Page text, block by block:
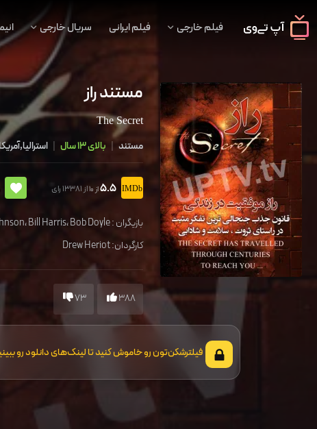
فیلم خارجی فیلم ایرانی سریال خارجی
مستند راز
The Secret
مستند | بالای 13 سال |
5.5از 10 از 13381 رای
بازیگران : ،Bill Harris،Bob Doyle
کارگردان:Drew Heriot
388
73
فیلترشکن‌تون رو خاموش کنید تا لینک‌های دانلود رو